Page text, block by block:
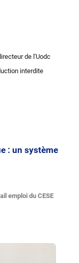
de l'Uodc
interdite
: un système
emploi du CESE